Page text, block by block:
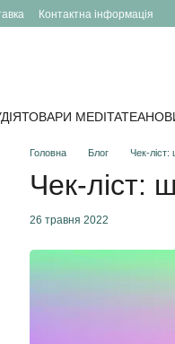
Контактна інформація
ТОВАРИ MEDITATEA
Головна Блог Чек-ліст:
Чек-ліст:
26 травня 2022